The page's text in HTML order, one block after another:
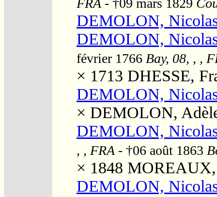
FRA - †09 mars 1829
DEMOLON,
DEMOLON,
février 1766 Bay, 08, , ,
× 1713 DHESSE,
DEMOLON,
× DEMOLON,
DEMOLON,
, , FRA - †06 août 1863
× 1848
DEMOLON,